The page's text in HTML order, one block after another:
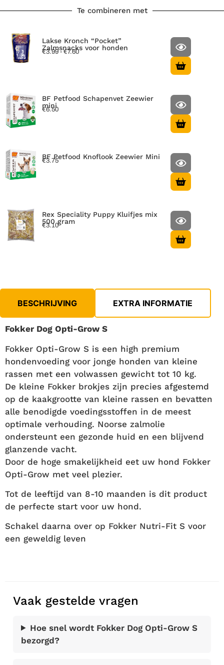
Te combineren met
Lakse Kronch “Pocket”
Zalmsnacks voor honden
€3.99 - €7.60
BF Petfood Schapenvet Zeewier
mini
€6.50
BF Petfood Knoflook Zeewier Mini
€3.75
Rex Speciality Puppy Kluifjes mix
500 gram
€3.10
BESCHRIJVING EXTRA INFORMATIE
Fokker Dog Opti-Grow S
Fokker Opti-Grow S is een high premium
hondenvoeding voor jonge honden van kleine
rassen met een volwassen gewicht tot 10 kg.
De kleine Fokker brokjes zijn precies afgestemd
op de kaakgrootte van kleine rassen en bevatten
alle benodigde voedingsstoffen in de meest
optimale verhouding. Noorse zalmolie
ondersteunt een gezonde huid en een blijvend
glanzende vacht.
Door de hoge smakelijkheid eet uw hond Fokker
Opti-Grow met veel plezier.
Tot de leeftijd van 8-10 maanden is dit product
de perfecte start voor uw hond.
Schakel daarna over op Fokker Nutri-Fit S voor
een geweldig leven
Vaak gestelde vragen
Hoe snel wordt Fokker Dog Opti-Grow S
bezorgd?